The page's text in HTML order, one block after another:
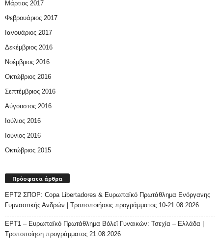
Μάρτιος 2017
Φεβρουάριος 2017
Ιανουάριος 2017
Δεκέμβριος 2016
Νοέμβριος 2016
Οκτώβριος 2016
Σεπτέμβριος 2016
Αύγουστος 2016
Ιούλιος 2016
Ιούνιος 2016
Οκτώβριος 2015
Πρόσφατα άρθρα
ΕΡΤ2 ΣΠΟΡ: Copa Libertadores & Ευρωπαϊκό Πρωτάθλημα Ενόργανης
Γυμναστικής Ανδρών | Τροποποιήσεις προγράμματος 10-21.08.2026
ΕΡΤ1 – Ευρωπαϊκό Πρωτάθλημα Βόλεϊ Γυναικών: Τσεχία – Ελλάδα |
Τροποποίηση προγράμματος 21.08.2026